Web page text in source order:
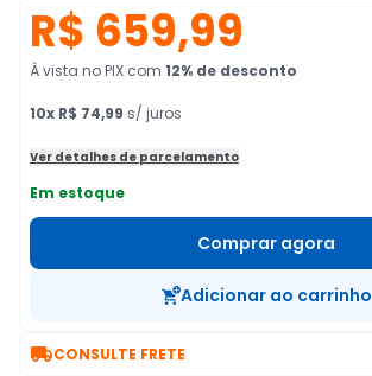
R$ 659,99
À vista no PIX com 12% de desconto
10x R$ 74,99 s/ juros
Ver detalhes de parcelamento
Em estoque
Comprar agora
Adicionar ao carrinho
CONSULTE FRETE